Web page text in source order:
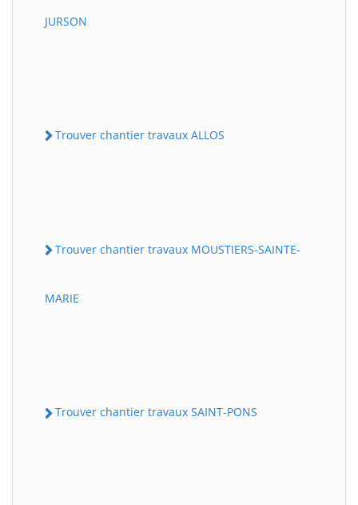
JURSON
Trouver chantier travaux ALLOS
Trouver chantier travaux MOUSTIERS-SAINTE-
MARIE
Trouver chantier travaux SAINT-PONS